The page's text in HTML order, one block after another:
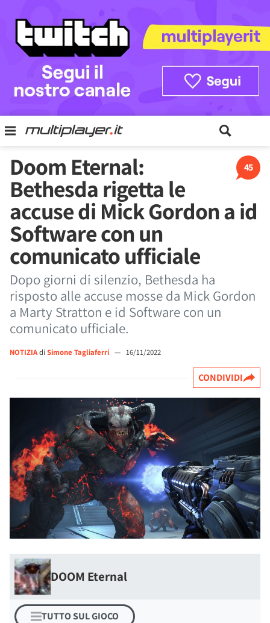
45
Doom Eternal:
Bethesda rigetta le
accuse di Mick Gordon a id
Software con un
comunicato ufficiale
Dopo giorni di silenzio, Bethesda ha
risposto alle accuse mosse da Mick Gordon
a Marty Stratton e id Software con un
comunicato ufficiale.
NOTIZIAdi Simone Tagliaferri — 16/11/2022
CONDIVIDI
DOOM Eternal
TUTTO SUL GIOCO